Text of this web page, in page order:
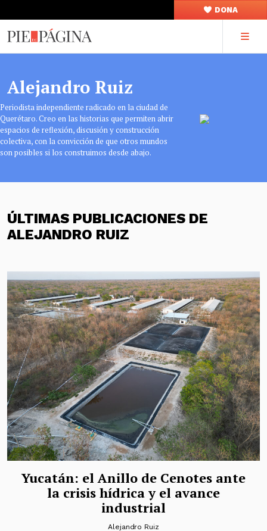
DONA
Alejandro Ruiz
Periodista independiente radicado en la ciudad de
Querétaro. Creo en las historias que permiten abrir
espacios de reflexión, discusión y construcción
colectiva, con la convicción de que otros mundos
son posibles si los construimos desde abajo.
ÚLTIMAS PUBLICACIONES DE
ALEJANDRO RUIZ
Yucatán: el Anillo de Cenotes ante
la crisis hídrica y el avance
industrial
Alejandro Ruiz